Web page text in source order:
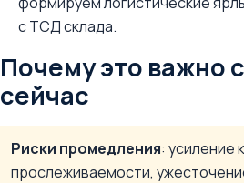
с ТСД склада.
Почему это важно
сейчас
Риски промедления: усиление
прослеживаемости,